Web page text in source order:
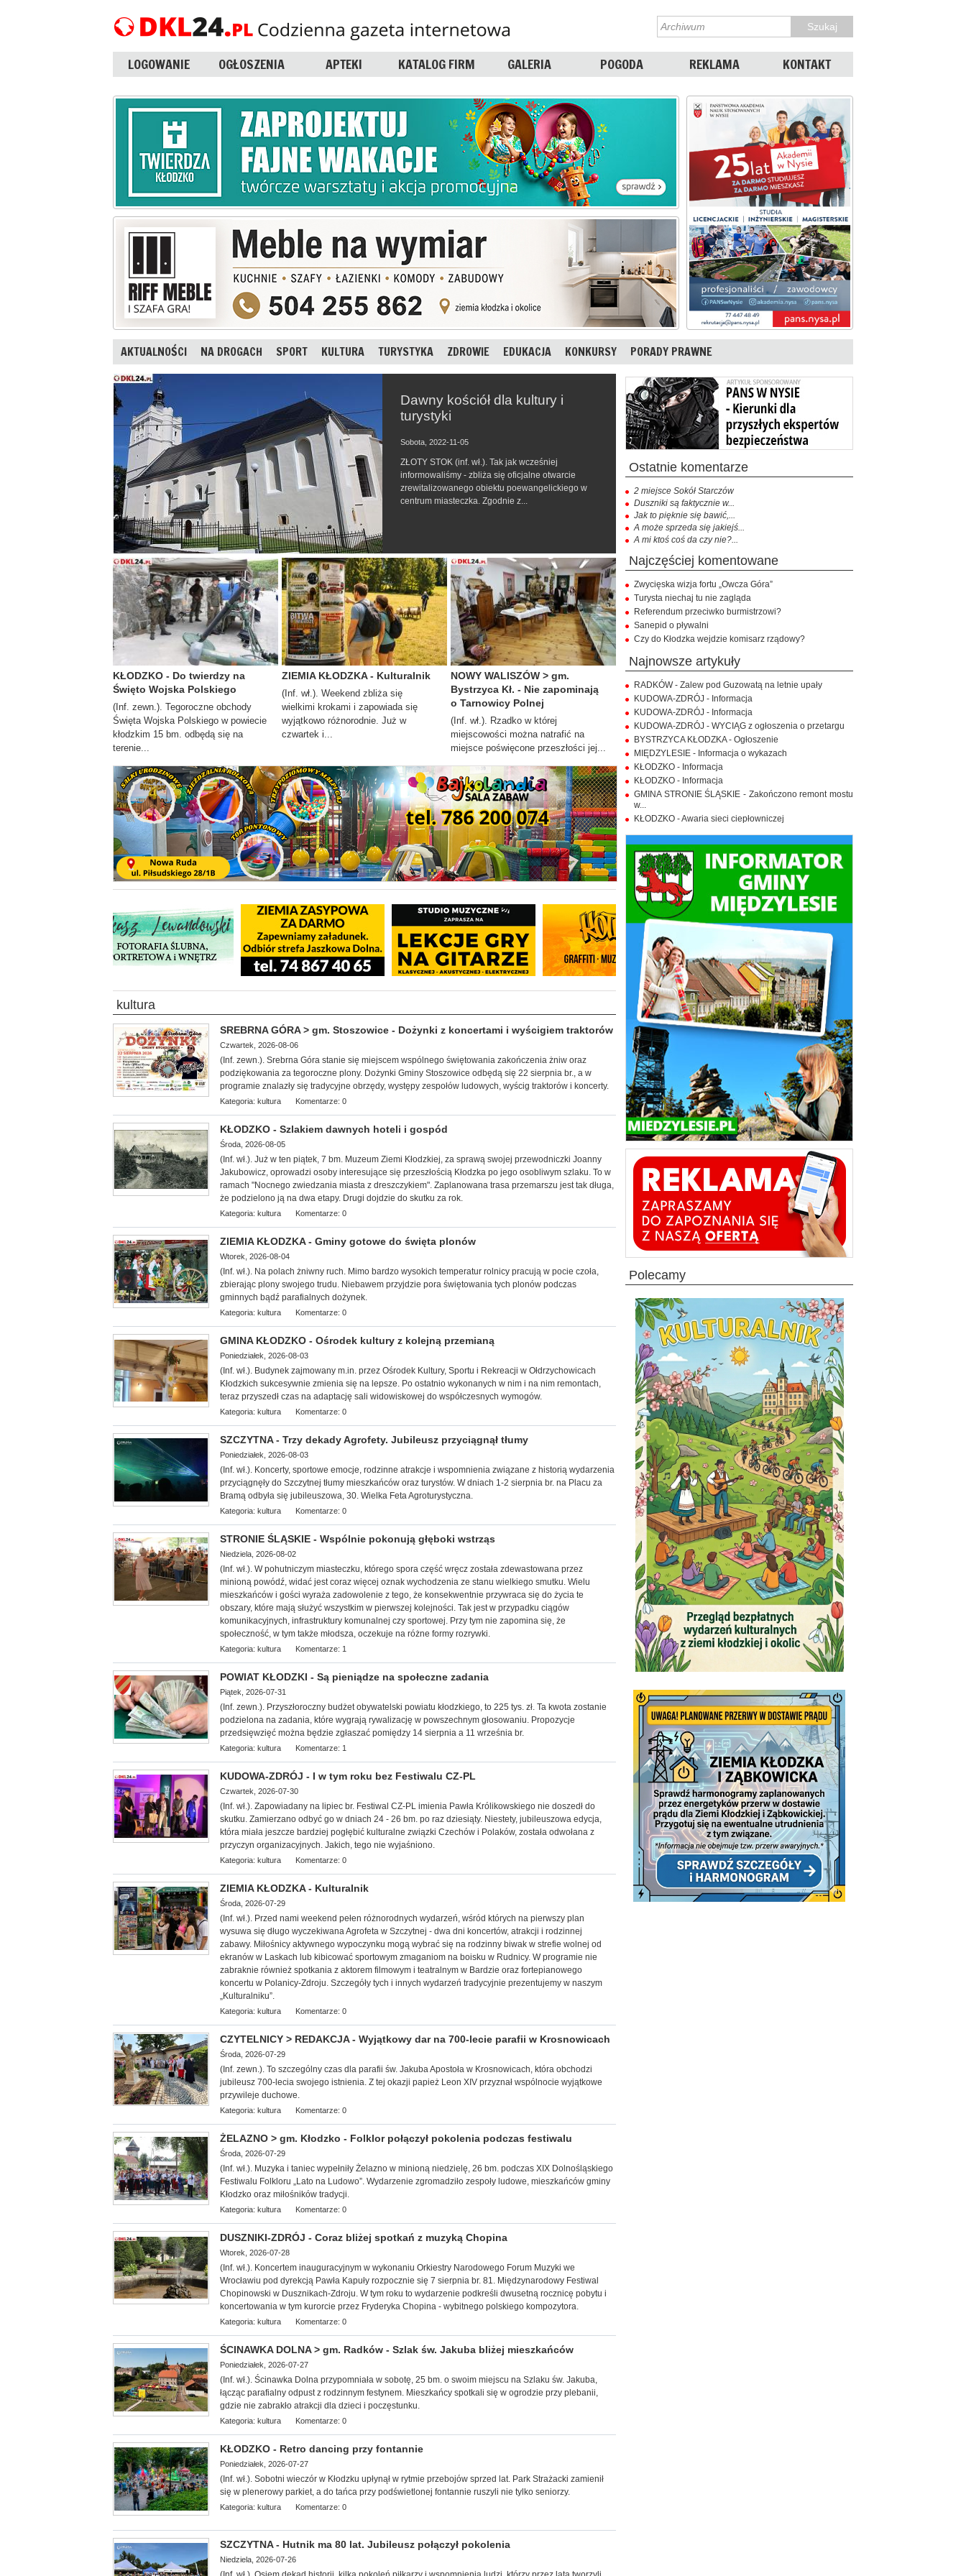
LOGOWANIE OGŁOSZENIA APTEKI KATALOG FIRM GALERIA POGODA REKLAMA KONTAKT
AKTUALNOŚCI NA DROGACH SPORT KULTURA TURYSTYKA ZDROWIE EDUKACJA KONKURSY PORADY PRAWNE
Dawny kościół dla kultury i
turystyki
Sobota, 2022-11-05
ZŁOTY STOK (inf. wł.). Tak jak wcześniej
informowaliśmy - zbliża się oficjalne otwarcie
zrewitalizowanego obiektu poewangelickiego w
centrum miasteczka. Zgodnie z...
KŁODZKO - Do twierdzy na
Święto Wojska Polskiego
(Inf. zewn.). Tegoroczne obchody
Święta Wojska Polskiego w powiecie
kłodzkim 15 bm. odbędą się na
terenie...
ZIEMIA KŁODZKA - Kulturalnik
(Inf. wł.). Weekend zbliża się
wielkimi krokami i zapowiada się
wyjątkowo różnorodnie. Już w
czwartek i...
NOWY WALISZÓW > gm.
Bystrzyca Kł. - Nie zapominają
o Tarnowicy Polnej
(Inf. wł.). Rzadko w której
miejscowości można natrafić na
miejsce poświęcone przeszłości jej...
kultura
SREBRNA GÓRA > gm. Stoszowice - Dożynki z koncertami i wyścigiem traktorów
Czwartek, 2026-08-06
(Inf. zewn.). Srebrna Góra stanie się miejscem wspólnego świętowania zakończenia żniw oraz
podziękowania za tegoroczne plony. Dożynki Gminy Stoszowice odbędą się 22 sierpnia br., a w
programie znalazły się tradycyjne obrzędy, występy zespołów ludowych, wyścig traktorów i koncerty.
Kategoria: kultura Komentarze: 0
KŁODZKO - Szlakiem dawnych hoteli i gospód
Środa, 2026-08-05
(Inf. wł.). Już w ten piątek, 7 bm. Muzeum Ziemi Kłodzkiej, za sprawą swojej przewodniczki Joanny
Jakubowicz, oprowadzi osoby interesujące się przeszłością Kłodzka po jego osobliwym szlaku. To w
ramach "Nocnego zwiedzania miasta z dreszczykiem". Zaplanowana trasa przemarszu jest tak długa,
że podzielono ją na dwa etapy. Drugi dojdzie do skutku za rok.
Kategoria: kultura Komentarze: 0
ZIEMIA KŁODZKA - Gminy gotowe do święta plonów
Wtorek, 2026-08-04
(Inf. wł.). Na polach żniwny ruch. Mimo bardzo wysokich temperatur rolnicy pracują w pocie czoła,
zbierając plony swojego trudu. Niebawem przyjdzie pora świętowania tych plonów podczas
gminnych bądź parafialnych dożynek.
Kategoria: kultura Komentarze: 0
GMINA KŁODZKO - Ośrodek kultury z kolejną przemianą
Poniedziałek, 2026-08-03
(Inf. wł.). Budynek zajmowany m.in. przez Ośrodek Kultury, Sportu i Rekreacji w Ołdrzychowicach
Kłodzkich su kcesywnie zmienia się na lepsze. Po ostatnio wykonanych w nim i na nim remontach,
teraz przyszedł czas na adaptację sali widowiskowej do współczesnych wymogów.
Kategoria: kultura Komentarze: 0
SZCZYTNA - Trzy dekady Agrofety. Jubileusz przyciągnął tłumy
Poniedziałek, 2026-08-03
(Inf. wł.). Koncerty, sportowe emocje, rodzinne atrakcje i wspomnienia związane z historią wydarzenia
przyciągnęły do Szczytnej tłumy mieszkańców oraz turystów. W dniach 1-2 sierpnia br. na Placu za
Bramą odbyła się jubileuszowa, 30. Wielka Feta Agroturystyczna.
Kategoria: kultura Komentarze: 0
STRONIE ŚLĄSKIE - Wspólnie pokonują głęboki wstrząs
Niedziela, 2026-08-02
(Inf. wł.). W pohutniczym miasteczku, którego spora część wręcz została zdewastowana przez
minioną powódź, widać jest coraz więcej oznak wychodzenia ze stanu wielkiego smutku. Wielu
mieszkańców i gości wyraża zadowolenie z tego, że konsekwentnie przywraca się do życia te
obszary, które mają służyć wszystkim w pierwszej kolejności. Tak jest w przypadku ciągów
komunikacyjnych, infrastruktury komunalnej czy sportowej. Przy tym nie zapomina się, że
społeczność, w tym także młodsza, oczekuje na różne formy rozrywki.
Kategoria: kultura Komentarze: 1
POWIAT KŁODZKI - Są pieniądze na społeczne zadania
Piątek, 2026-07-31
(Inf. zewn.). Przyszłoroczny budżet obywatelski powiatu kłodzkiego, to 225 tys. zł. Ta kwota zostanie
podzielona na zadania, które wygrają rywalizację w powszechnym głosowaniu. Propozycje
przedsięwzięć można będzie zgłaszać pomiędzy 14 sierpnia a 11 września br.
Kategoria: kultura Komentarze: 1
KUDOWA-ZDRÓJ - I w tym roku bez Festiwalu CZ-PL
Czwartek, 2026-07-30
(Inf. wł.). Zapowiadany na lipiec br. Festiwal CZ-PL imienia Pawła Królikowskiego nie doszedł do
skutku. Zamierzano odbyć go w dniach 24 - 26 bm. po raz dziesiąty. Niestety, jubileuszowa edycja,
która miała jeszcze bardziej pogłębić kulturalne związki Czechów i Polaków, została odwołana z
przyczyn organizacyjnych. Jakich, tego nie wyjaśniono.
Kategoria: kultura Komentarze: 0
ZIEMIA KŁODZKA - Kulturalnik
Środa, 2026-07-29
(Inf. wł.). Przed nami weekend pełen różnorodnych wydarzeń, wśród których na pierwszy plan
wysuwa się długo wyczekiwana Agrofeta w Szczytnej - dwa dni koncertów, atrakcji i rodzinnej
zabawy. Miłośnicy aktywnego wypoczynku mogą wybrać się na rodzinny biwak w strefie wolnej od
ekranów w Laskach lub kibicować sportowym zmaganiom na boisku w Rudnicy. W programie nie
zabraknie również spotkania z aktorem filmowym i teatralnym w Bardzie oraz fortepianowego
koncertu w Polanicy-Zdroju. Szczegóły tych i innych wydarzeń tradycyjnie prezentujemy w naszym
„Kulturalniku”.
Kategoria: kultura Komentarze: 0
CZYTELNICY > REDAKCJA - Wyjątkowy dar na 700-lecie parafii w Krosnowicach
Środa, 2026-07-29
(Inf. zewn.). To szczególny czas dla parafii św. Jakuba Apostoła w Krosnowicach, która obchodzi
jubileusz 700-lecia swojego istnienia. Z tej okazji papież Leon XIV przyznał wspólnocie wyjątkowe
przywileje duchowe.
Kategoria: kultura Komentarze: 0
ŻELAZNO > gm. Kłodzko - Folklor połączył pokolenia podczas festiwalu
Środa, 2026-07-29
(Inf. wł.). Muzyka i taniec wypełniły Żelazno w minioną niedzielę, 26 bm. podczas XIX Dolnośląskiego
Festiwalu Folkloru „Lato na Ludowo”. Wydarzenie zgromadziło zespoły ludowe, mieszkańców gminy
Kłodzko oraz miłośników tradycji.
Kategoria: kultura Komentarze: 0
DUSZNIKI-ZDRÓJ - Coraz bliżej spotkań z muzyką Chopina
Wtorek, 2026-07-28
(Inf. wł.). Koncertem inauguracyjnym w wykonaniu Orkiestry Narodowego Forum Muzyki we
Wrocławiu pod dyrekcją Pawła Kapuły rozpocznie się 7 sierpnia br. 81. Międzynarodowy Festiwal
Chopinowski w Dusznikach-Zdroju. W tym roku to wydarzenie podkreśli dwusetną rocznicę pobytu i
koncertowania w tym kurorcie przez Fryderyka Chopina - wybitnego polskiego kompozytora.
Kategoria: kultura Komentarze: 0
ŚCINAWKA DOLNA > gm. Radków - Szlak św. Jakuba bliżej mieszkańców
Poniedziałek, 2026-07-27
(Inf. wł.). Ścinawka Dolna przypomniała w sobotę, 25 bm. o swoim miejscu na Szlaku św. Jakuba,
łącząc parafialny odpust z rodzinnym festynem. Mieszkańcy spotkali się w ogrodzie przy plebanii,
gdzie nie zabrakło atrakcji dla dzieci i poczęstunku.
Kategoria: kultura Komentarze: 0
KŁODZKO - Retro dancing przy fontannie
Poniedziałek, 2026-07-27
(Inf. wł.). Sobotni wieczór w Kłodzku upłynął w rytmie przebojów sprzed lat. Park Strażacki zamienił
się w plenerowy parkiet, a do tańca przy podświetlonej fontannie ruszyli nie tylko seniorzy.
Kategoria: kultura Komentarze: 0
SZCZYTNA - Hutnik ma 80 lat. Jubileusz połączył pokolenia
Niedziela, 2026-07-26
ostatnie komentarze
2 miejsce Sokół Starczów
Duszniki są faktycznie w...
Jak to pięknie się bawić,...
A może sprzeda się jakiejś...
A mi ktoś coś da czy nie?...
najczęściej komentowane
Zwycięska wizja fortu „Owcza Góra”
Turysta niechaj tu nie zagląda
Referendum przeciwko burmistrzowi?
Sanepid o pływalni
Czy do Kłodzka wejdzie komisarz rządowy?
najnowsze artykuły
RADKÓW - Zalew pod Guzowatą na letnie upały
KUDOWA-ZDRÓJ - Informacja
KUDOWA-ZDRÓJ - Informacja
KUDOWA-ZDRÓJ - WYCIĄG z ogłoszenia o przetargu
BYSTRZYCA KŁODZKA - Ogłoszenie
MIĘDZYLESIE - Informacja o wykazach
KŁODZKO - Informacja
KŁODZKO - Informacja
GMINA STRONIE ŚLĄSKIE - Zakończono remont mostu
w...
KŁODZKO - Awaria sieci ciepłowniczej
polecamy